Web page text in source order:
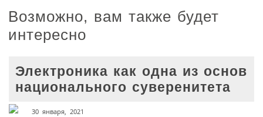
Возможно, вам также будет
интересно
Электроника как одна из основ
национального суверенитета
30 января, 2021